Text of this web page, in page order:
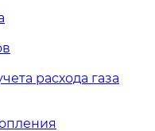
расхода газа